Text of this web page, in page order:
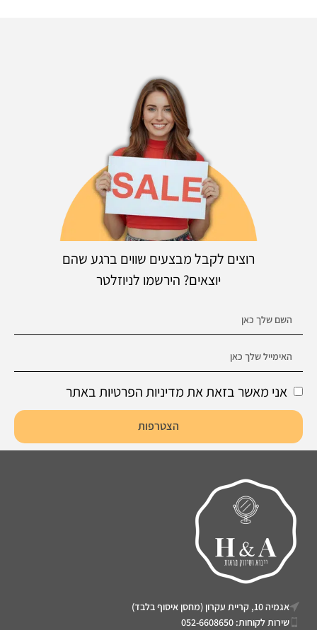
רוצים לקבל מבצעים שווים ברגע שהם
יוצאים? הירשמו לניוזלטר
אני מאשר בזאת את מדיניות הפרטיות באתר
הצטרפות
אגמיה 10, קריית עקרון (מחסן איסוף בלבד)
שירות לקוחות: 052-6608650